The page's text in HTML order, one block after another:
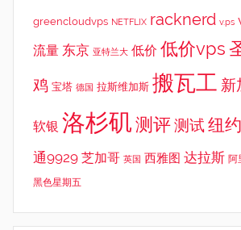
greencloudvps NETFLIX racknerd v.ps
流量 东京 亚特兰大 低价 低价vps
鸡 宝塔 德国 拉斯维加斯 搬瓦工 新
软银 洛杉矶 测评测试纽约
通9929 芝加哥 英国 西雅图 达拉斯 阿
黑色星期五